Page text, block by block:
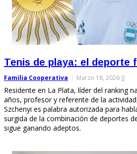
Tenis de playa: el deporte
Familia Cooperativa Marzo 18, 2026 0
Residente en La Plata, líder del ranking
años, profesor y referente de la
Szchenyi es palabra autorizada para
surgida de la combinación de deportes
sigue ganando adeptos.